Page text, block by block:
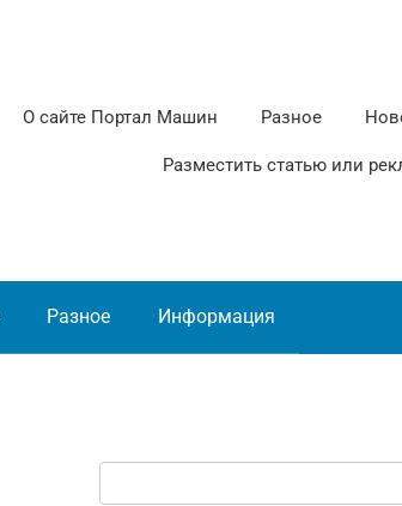
О сайте Портал Машин Разное
Разместить статью или
Разное Информация